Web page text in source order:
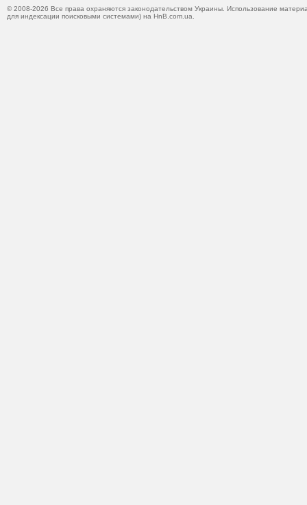
© 2008-2026 Все права охраняются законодательством Украины. Использование
для индексации поисковыми системами) на HnB.com.ua.